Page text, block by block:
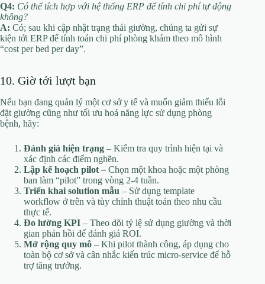
Q4: Có thể tích hợp với hệ thống ERP để tính chi phí tự động
không?
A: Có; sau khi cập nhật trạng thái giường, chúng ta gửi sự
kiện tới ERP để tính toán chi phí phòng khám theo mô hình
“cost per bed per day”.
10. Giờ tới lượt bạn
Nếu bạn đang quản lý một cơ sở y tế và muốn giảm thiểu lỗi
đặt giường cũng như tối ưu hoá năng lực sử dụng phòng
bệnh, hãy:
Đánh giá hiện trạng – Kiểm tra quy trình hiện tại và
xác định các điểm nghẽn.
Lập kế hoạch pilot – Chọn một khoa hoặc một phòng
ban làm “pilot” trong vòng 2‑4 tuần.
Triển khai solution mẫu – Sử dụng template
workflow ở trên và tùy chỉnh thuật toán theo nhu cầu
thực tế.
Đo lường KPI – Theo dõi tỷ lệ sử dụng giường và thời
gian phản hồi để đánh giá ROI.
Mở rộng quy mô – Khi pilot thành công, áp dụng cho
toàn bộ cơ sở và cân nhắc kiến trúc micro‑service để hỗ
trợ tăng trưởng.